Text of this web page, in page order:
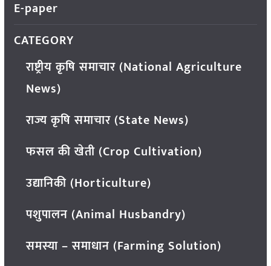
E-paper
CATEGORY
राष्ट्रीय कृषि समाचार (National Agriculture
News)
राज्य कृषि समाचार (State News)
फसल की खेती (Crop Cultivation)
उद्यानिकी (Horticulture)
पशुपालन (Animal Husbandry)
समस्या – समाधान (Farming Solution)